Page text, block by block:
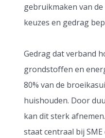
gebruikmaken van
keuzes en gedrag
Gedrag dat verband
grondstoffen en
80% van de
huishouden. Door
kan dit sterk
staat centraal bij